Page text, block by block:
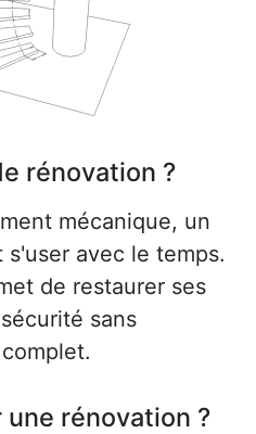
rénovation ?
mécanique, un
avec le temps.
de restaurer ses
sans
rénovation ?